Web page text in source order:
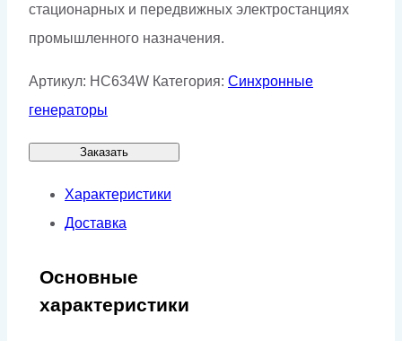
стационарных и передвижных электростанциях
промышленного назначения.
Артикул: HC634W Категория: Синхронные
генераторы
Заказать
Характеристики
Доставка
Основные
характеристики